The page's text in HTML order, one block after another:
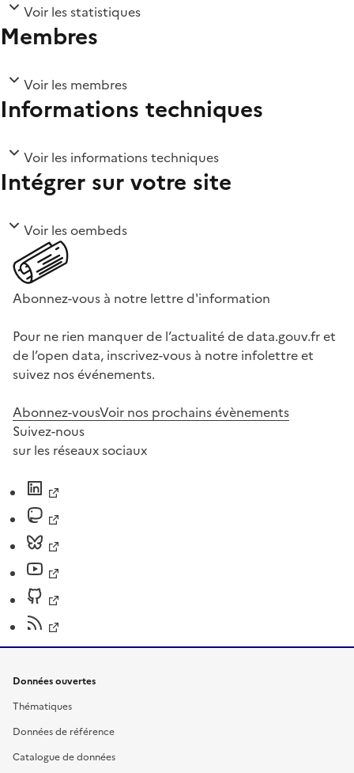
Voir les statistiques
Membres
Voir les membres
Informations techniques
Voir les informations techniques
Intégrer sur votre site
Voir les oembeds
Abonnez-vous à notre lettre d'information
Pour ne rien manquer de l’actualité de data.gouv.fr et
de l’open data, inscrivez-vous à notre infolettre et
suivez nos événements.
Abonnez-vousVoir nos prochains évènements
Suivez-nous
sur les réseaux sociaux
Données ouvertes
Thématiques
Données de référence
Catalogue de données